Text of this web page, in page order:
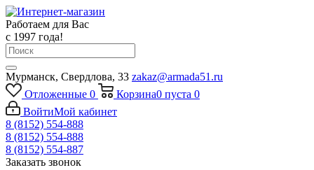
Работаем для Вас
с 1997 года!
Мурманск, Свердлова, 33 zakaz@armada51.ru
Отложенные 0 Корзина0 пуста 0
ВойтиМой кабинет
8 (8152) 554-888
8 (8152) 554-888
8 (8152) 554-887
Заказать звонок